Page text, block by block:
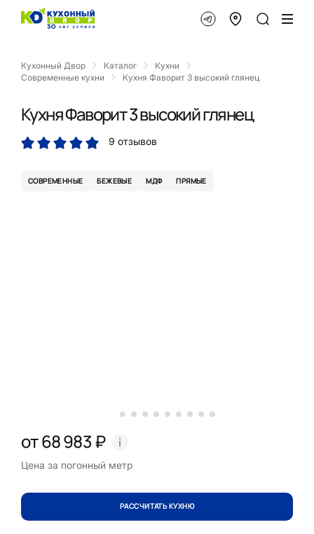
Кухонный Двор Каталог
Кухни
Современные кухни
Кухня Фаворит 3 высокий глянец
Кухня Фаворит 3 высокий глянец
9 отзывов
СОВРЕМЕННЫЕ БЕЖЕВЫЕ МДФ ПРЯМЫЕ
от 68 983 ₽
Цена за погонный метр
РАССЧИТАТЬ КУХНЮ